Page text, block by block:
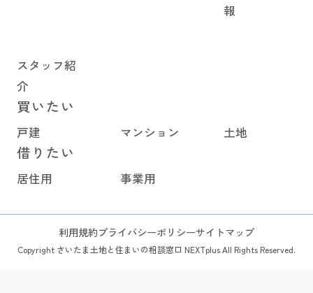
報
スタッフ紹
介
買いたい
戸建 マンション 土地
借りたい
居住用 事業用
利用規約プライバシーポリシーサイトマップ
Copyright さいたま土地と住まいの相談窓口 NEXTplus All Rights Reserved.